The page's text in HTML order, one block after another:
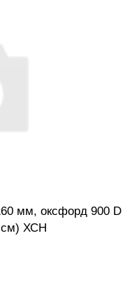
мм, оксфорд 900 D
см) ХСН